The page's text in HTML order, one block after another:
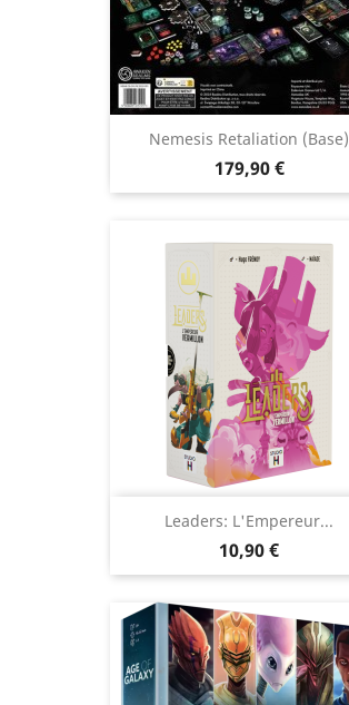
Nemesis Retaliation (Base)
Prix
179,90 €
Leaders: L'Empereur...
Prix
10,90 €